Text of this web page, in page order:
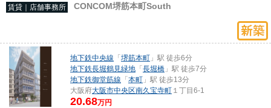
賃貸｜店舗事務所 CONCOM堺筋本町South
地下鉄中央線 「堺筋本町 」駅 徒歩6分
地下鉄長堀鶴見緑地 「長堀橋 」駅 徒歩7分
地下鉄御堂筋線 「本町 」駅 徒歩13分
大阪府大阪市中央区南久宝寺町 １丁目6-1
20.68万円